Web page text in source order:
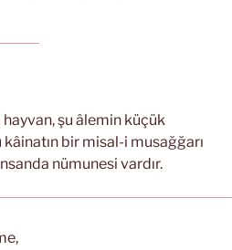
şu âlemin küçük
bir misal-i musağğarı
nümunesi vardır.